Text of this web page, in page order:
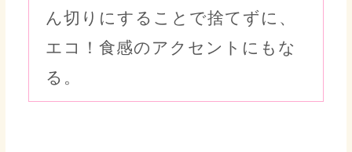
ん切りにすることで捨てずに、
エコ！食感のアクセントにもな
る。